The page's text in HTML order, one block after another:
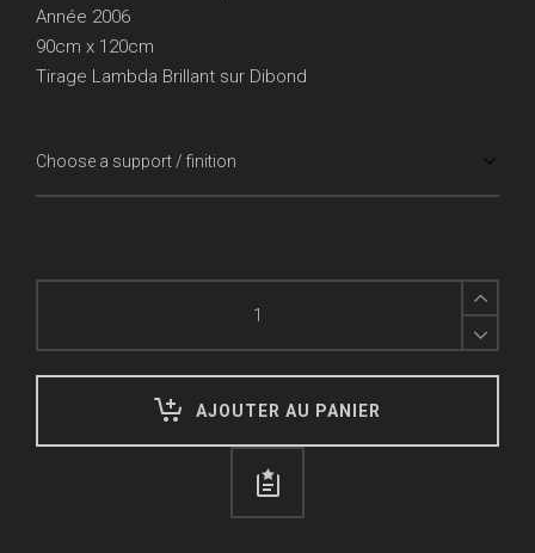
Année 2006
90cm x 120cm
Tirage Lambda Brillant sur Dibond
AJOUTER AU PANIER